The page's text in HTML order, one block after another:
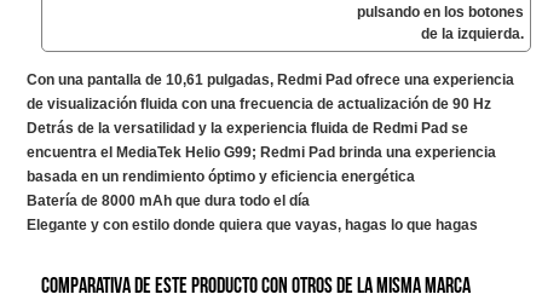
pulsando en los botones
de la izquierda.
Con una pantalla de 10,61 pulgadas, Redmi Pad ofrece una experiencia
de visualización fluida con una frecuencia de actualización de 90 Hz
Detrás de la versatilidad y la experiencia fluida de Redmi Pad se
encuentra el MediaTek Helio G99; Redmi Pad brinda una experiencia
basada en un rendimiento óptimo y eficiencia energética
Batería de 8000 mAh que dura todo el día
Elegante y con estilo donde quiera que vayas, hagas lo que hagas
Comparativa de este producto con otros de la misma marca